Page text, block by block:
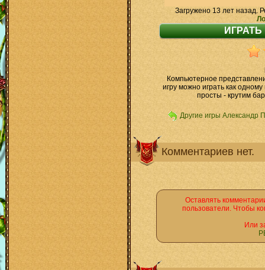
Загружено 13 лет назад.
Компьютерное
игру можно играть как
просты - крутим
Другие игры Александр
Комментариев нет.
Оставлять
пользователи. Чтобы
Или